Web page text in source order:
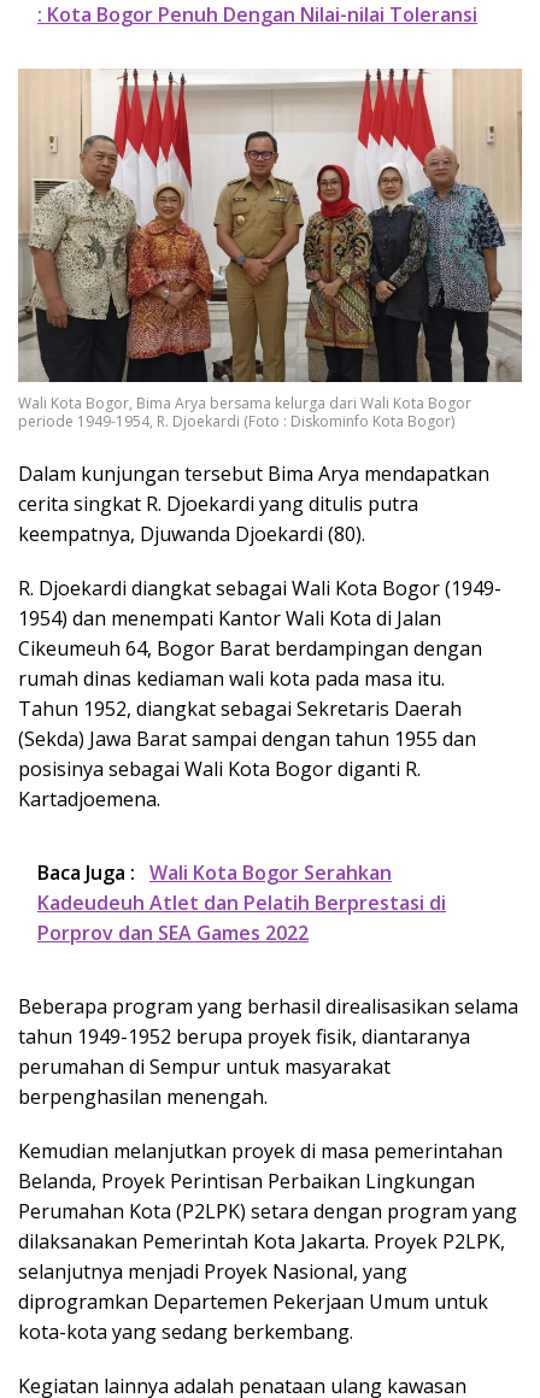
: Kota Bogor Penuh Dengan Nilai-nilai Toleransi
Wali Kota Bogor, Bima Arya bersama kelurga dari Wali Kota Bogor
periode 1949-1954, R. Djoekardi (Foto : Diskominfo Kota Bogor)
Dalam kunjungan tersebut Bima Arya mendapatkan
cerita singkat R. Djoekardi yang ditulis putra
keempatnya, Djuwanda Djoekardi (80).
R. Djoekardi diangkat sebagai Wali Kota Bogor (1949-
1954) dan menempati Kantor Wali Kota di Jalan
Cikeumeuh 64, Bogor Barat berdampingan dengan
rumah dinas kediaman wali kota pada masa itu.
Tahun 1952, diangkat sebagai Sekretaris Daerah
(Sekda) Jawa Barat sampai dengan tahun 1955 dan
posisinya sebagai Wali Kota Bogor diganti R.
Kartadjoemena.
Baca Juga : Wali Kota Bogor Serahkan
Kadeudeuh Atlet dan Pelatih Berprestasi di
Porprov dan SEA Games 2022
Beberapa program yang berhasil direalisasikan selama
tahun 1949-1952 berupa proyek fisik, diantaranya
perumahan di Sempur untuk masyarakat
berpenghasilan menengah.
Kemudian melanjutkan proyek di masa pemerintahan
Belanda, Proyek Perintisan Perbaikan Lingkungan
Perumahan Kota (P2LPK) setara dengan program yang
dilaksanakan Pemerintah Kota Jakarta. Proyek P2LPK,
selanjutnya menjadi Proyek Nasional, yang
diprogramkan Departemen Pekerjaan Umum untuk
kota-kota yang sedang berkembang.
Kegiatan lainnya adalah penataan ulang kawasan